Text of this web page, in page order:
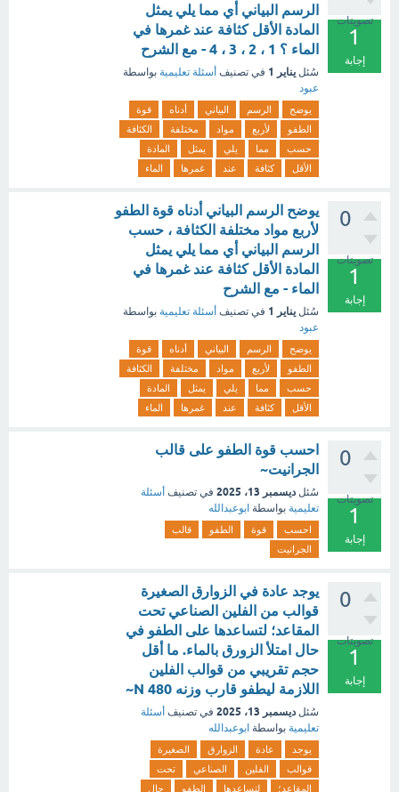
تصويتات
1
إجابة
الرسم البياني أي مما يلي يمثل
المادة الأقل كثافة عند غمرها في
الماء ؟ 1 ، 2 ، 3 ، 4 - مع الشرح
سُئل يناير 1 في تصنيف أسئلة تعليمية بواسطة
عبود
يوضح الرسم البياني أدناه
قوة
الطفو
لأربع مواد مختلفة
الكثافة
حسب
مما يلي يمثل
المادة
الأقل
كثافة عند غمرها الماء
0
تصويتات
1
إجابة
يوضح الرسم البياني أدناه قوة الطفو
لأربع مواد مختلفة الكثافة ، حسب
الرسم البياني أي مما يلي يمثل
المادة الأقل كثافة عند غمرها في
الماء - مع الشرح
سُئل يناير 1 في تصنيف أسئلة تعليمية بواسطة
عبود
يوضح الرسم البياني أدناه
قوة
الطفو
لأربع مواد مختلفة
الكثافة
حسب
مما يلي يمثل
المادة
الأقل
كثافة عند غمرها الماء
0
تصويتات
1
إجابة
احسب قوة الطفو على قالب
الجرانيت~
سُئل ديسمبر 13، 2025 في تصنيف أسئلة
تعليمية بواسطة ابوعبدالله
احسب قوة الطفو
قالب
الجرانيت
0
تصويتات
1
إجابة
يوجد عادة في الزوارق الصغيرة
قوالب من الفلين الصناعي تحت
المقاعد؛ لتساعدها على الطفو في
حال امتلأ الزورق بالماء. ما أقل
حجم تقريبي من قوالب الفلين
اللازمة ليطفو قارب وزنه N 480~
سُئل ديسمبر 13، 2025 في تصنيف أسئلة
تعليمية بواسطة ابوعبدالله
يوجد عادة الزوارق
الصغيرة
قوالب
الفلين الصناعي
تحت
المقاعد؛
لتساعدها الطفو حال